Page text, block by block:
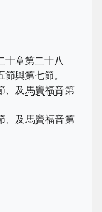
十章第二十八
節與第七節。
、及 馬竇福音第
、及 馬竇福音第